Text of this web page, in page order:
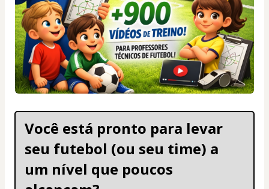
Você está pronto para levar
seu futebol (ou seu time) a
um nível que poucos